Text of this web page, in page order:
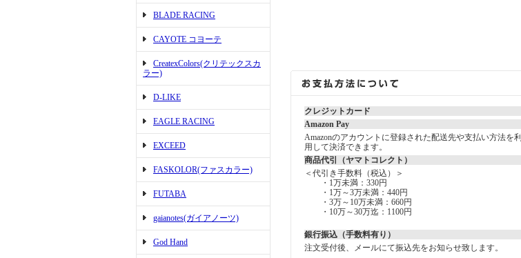
BLADE RACING
CAYOTE コヨーテ
CreatexColors(クリテックスカ
ラー)
D-LIKE
EAGLE RACING
EXCEED
FASKOLOR(ファスカラー)
FUTABA
gaianotes(ガイアノーツ)
God Hand
クレジットカード
Amazon Pay
Amazonのアカウントに登録された配送先や支払い方法を利
用して決済できます。
商品代引（ヤマトコレクト）
＜代引き手数料（税込）＞
・1万未満：330円
・1万～3万未満：440円
・3万～10万未満：660円
・10万～30万迄：1100円
銀行振込（手数料有り）
注文受付後、メールにて振込先をお知らせ致します。